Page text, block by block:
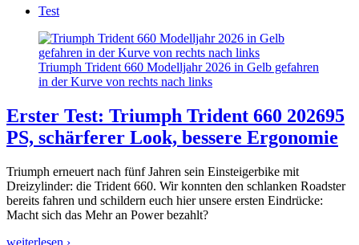
Test
Triumph Trident 660 Modelljahr 2026 in Gelb gefahren
in der Kurve von rechts nach links
Erster Test: Triumph Trident 660 202695
PS, schärferer Look, bessere Ergonomie
Triumph erneuert nach fünf Jahren sein Einsteigerbike mit
Dreizylinder: die Trident 660. Wir konnten den schlanken Roadster
bereits fahren und schildern euch hier unsere ersten Eindrücke:
Macht sich das Mehr an Power bezahlt?